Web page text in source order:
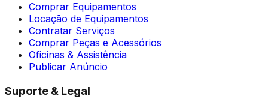
Comprar Equipamentos
Locação de Equipamentos
Contratar Serviços
Comprar Peças e Acessórios
Oficinas & Assistência
Publicar Anúncio
Suporte & Legal